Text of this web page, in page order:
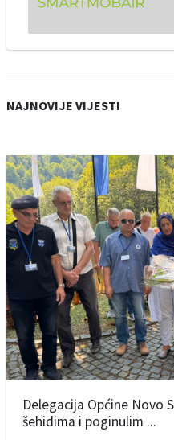
NAJNOVIJE VIJESTI
Delegacija Općine Novo
šehidima i poginulim ...